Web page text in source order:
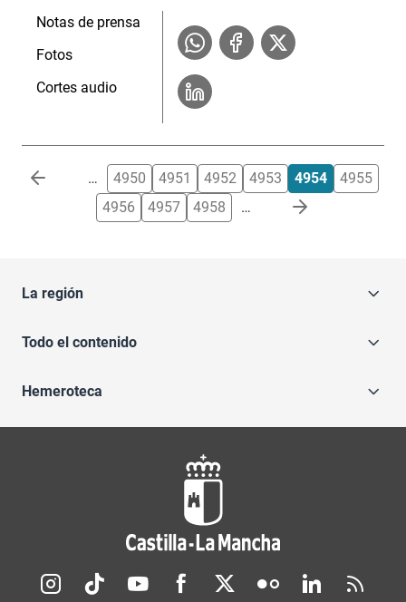
Notas de prensa
Fotos
Cortes audio
Paginación … 4950 4951 4952 4953 4954
4955
4956
4957 4958 …
La región
Todo el contenido
Hemeroteca
Redes sociales JCCM